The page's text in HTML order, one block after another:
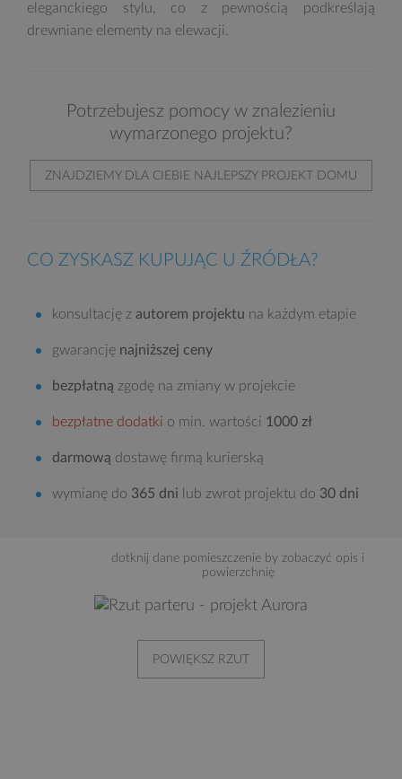
eleganckiego stylu, co z pewnością podkreślają
drewniane elementy na elewacji.
Potrzebujesz pomocy w znalezieniu
wymarzonego projektu?
ZNAJDZIEMY DLA CIEBIE NAJLEPSZY PROJEKT DOMU
CO ZYSKASZ KUPUJĄC U ŹRÓDŁA?
konsultację z autorem projektu na każdym etapie
gwarancję najniższej ceny
bezpłatną zgodę na zmiany w projekcie
bezpłatne dodatki o min. wartości 1000 zł
darmową dostawę firmą kurierską
wymianę do 365 dni lub zwrot projektu do 30 dni
dotknij dane pomieszczenie by zobaczyć opis i
powierzchnię
POWIĘKSZ RZUT